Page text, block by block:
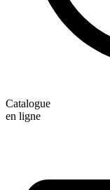
Catalogue
en ligne